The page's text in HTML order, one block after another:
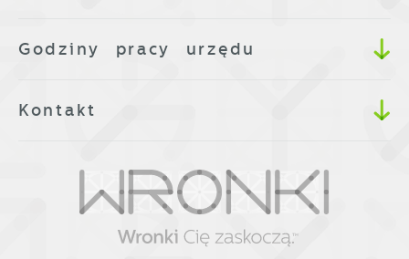
Godziny pracy urzędu
Kontakt